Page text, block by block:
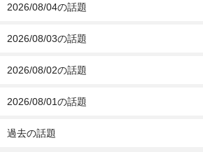
2026/08/04の話題
2026/08/03の話題
2026/08/02の話題
2026/08/01の話題
過去の話題